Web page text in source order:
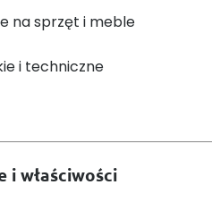
na sprzęt i meble
i techniczne
i właściwości